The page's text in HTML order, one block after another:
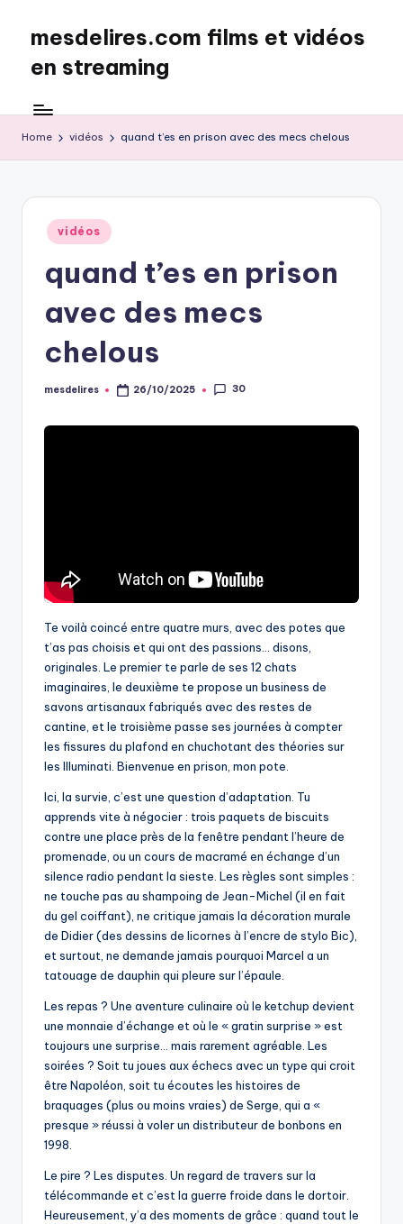
content
mesdelires.com films et vidéos
en streaming
:
film
et
complet
français
Home vidéos quand t’es en prison avec des mecs chelous
Posted
in
vidéos
quand t’es en prison
avec des mecs
chelous
Posted
mesdelires 26/10/2025 30
Te voilà coincé entre quatre murs, avec des potes que
t’as pas choisis et qui ont des passions… disons,
originales. Le premier te parle de ses 12 chats
imaginaires, le deuxième te propose un business de
savons artisanaux fabriqués avec des restes de
cantine, et le troisième passe ses journées à compter
les fissures du plafond en chuchotant des théories sur
les Illuminati. Bienvenue en prison, mon pote.
Ici, la survie, c’est une question d’adaptation. Tu
apprends vite à négocier : trois paquets de biscuits
contre une place près de la fenêtre pendant l’heure de
promenade, ou un cours de macramé en échange d’un
silence radio pendant la sieste. Les règles sont simples :
ne touche pas au shampoing de Jean-Michel (il en fait
du gel coiffant), ne critique jamais la décoration murale
de Didier (des dessins de licornes à l’encre de stylo Bic),
et surtout, ne demande jamais pourquoi Marcel a un
tatouage de dauphin qui pleure sur l’épaule.
Les repas ? Une aventure culinaire où le ketchup devient
une monnaie d’échange et où le « gratin surprise » est
toujours une surprise… mais rarement agréable. Les
soirées ? Soit tu joues aux échecs avec un type qui croit
être Napoléon, soit tu écoutes les histoires de
braquages (plus ou moins vraies) de Serge, qui a «
presque » réussi à voler un distributeur de bonbons en
1998.
Le pire ? Les disputes. Un regard de travers sur la
télécommande et c’est la guerre froide dans le dortoir.
Heureusement, y’a des moments de grâce : quand tout le